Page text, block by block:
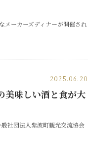
メーカーズディナーが開催され
2025.06.20
美味しい酒と食が大
社団法人紫波町観光交流協会